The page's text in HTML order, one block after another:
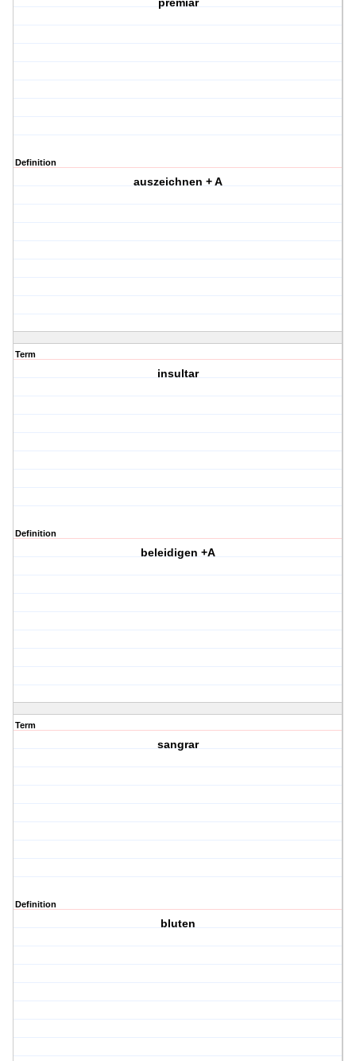
premiar
Definition
auszeichnen + A
Term
insultar
Definition
beleidigen +A
Term
sangrar
Definition
bluten